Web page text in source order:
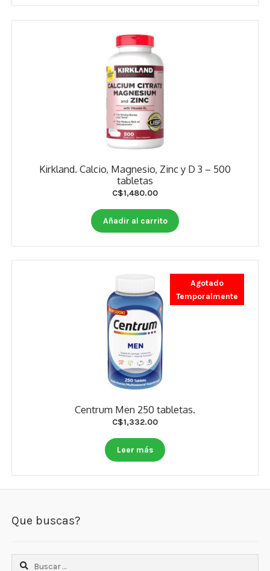
Kirkland. Calcio, Magnesio, Zinc y D 3 – 500
tabletas
C$1,480.00
Añadir al carrito
Centrum Men 250 tabletas.
Agotado
Temporalmente
C$1,332.00
Leer más
Que buscas?
Buscar: